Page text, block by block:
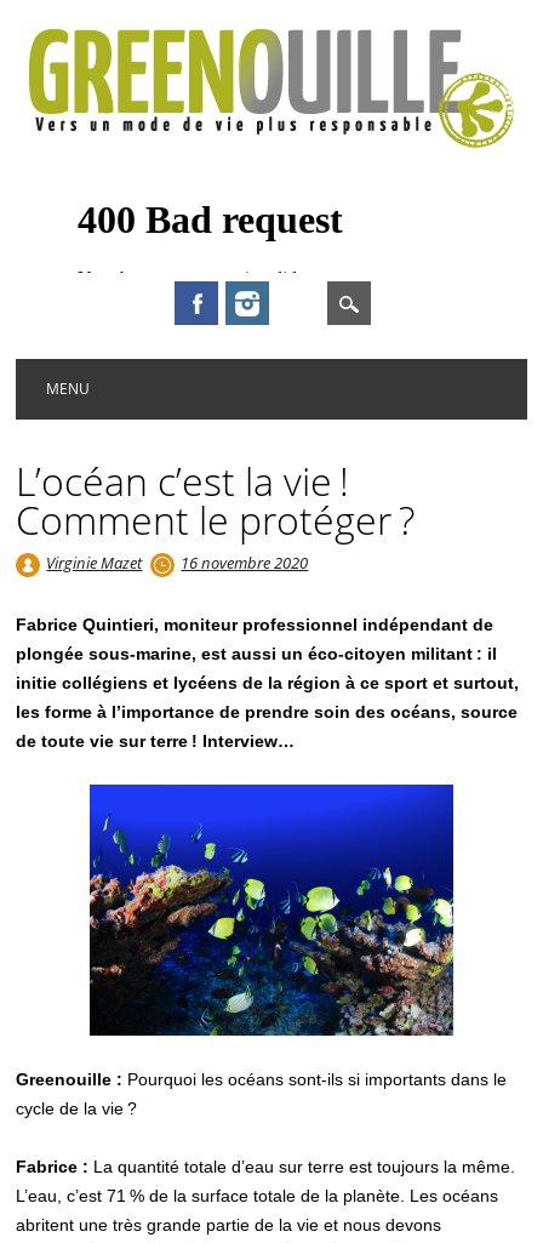
Main menu
MENU
L’océan c’est la vie !
Comment le protéger ?
Virginie Mazet 16 novembre 2020
Fabrice Quintieri, moniteur professionnel indépendant de
plongée sous-marine, est aussi un éco-citoyen militant : il
initie collégiens et lycéens de la région à ce sport et surtout,
les forme à l’importance de prendre soin des océans, source
de toute vie sur terre ! Interview…
Greenouille : Pourquoi les océans sont-ils si importants dans le
cycle de la vie ?
Fabrice : La quantité totale d’eau sur terre est toujours la même.
L’eau, c’est 71 % de la surface totale de la planète. Les océans
abritent une très grande partie de la vie et nous devons